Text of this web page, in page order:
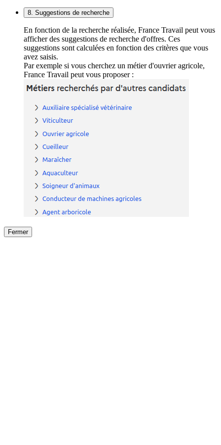
8. Suggestions de recherche
En fonction de la recherche réalisée, France Travail peut vous
afficher des suggestions de recherche d'offres. Ces
suggestions sont calculées en fonction des critères que vous
avez saisis.
Par exemple si vous cherchez un métier d'ouvrier agricole,
France Travail peut vous proposer :
Fermer